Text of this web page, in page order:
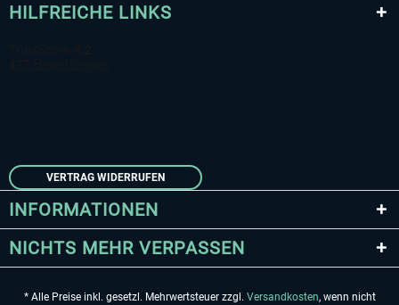
HILFREICHE LINKS
VERTRAG WIDERRUFEN
INFORMATIONEN
NICHTS MEHR VERPASSEN
* Alle Preise inkl. gesetzl. Mehrwertsteuer zzgl. Versandkosten, wenn nicht